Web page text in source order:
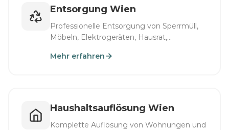
Entsorgung Wien
Professionelle Entsorgung von Sperrmüll,
Möbeln, Elektrogeräten, Hausrat,
Wien.
Mehr erfahren
Haushaltsauflösung Wien
Komplette Auflösung von Wohnungen und